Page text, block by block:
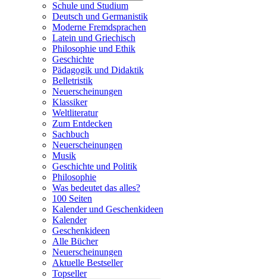
Schule und Studium
Deutsch und Germanistik
Moderne Fremdsprachen
Latein und Griechisch
Philosophie und Ethik
Geschichte
Pädagogik und Didaktik
Belletristik
Neuerscheinungen
Klassiker
Weltliteratur
Zum Entdecken
Sachbuch
Neuerscheinungen
Musik
Geschichte und Politik
Philosophie
Was bedeutet das alles?
100 Seiten
Kalender und Geschenkideen
Kalender
Geschenkideen
Alle Bücher
Neuerscheinungen
Aktuelle Bestseller
Topseller